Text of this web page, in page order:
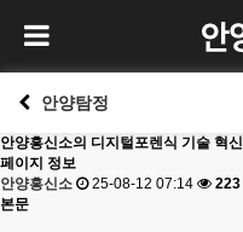
안양탐정
안양흥신소의 디지털포렌식 기술 혁신
페이지 정보
안양흥신소
25-08-12 07:14 223
본문